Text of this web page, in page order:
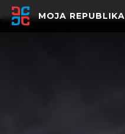
MOJA REPUBLIKA